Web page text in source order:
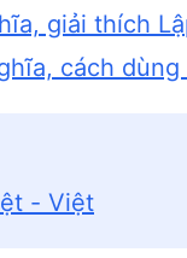
giải thích
cách dùng
- Việt